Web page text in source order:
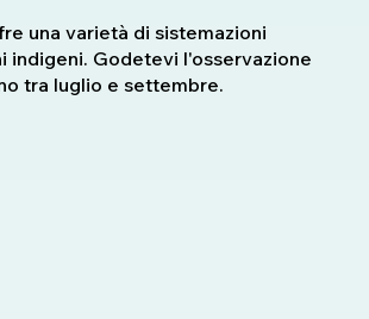
una varietà di sistemazioni
indigeni. Godetevi l'osservazione
tra luglio e settembre.